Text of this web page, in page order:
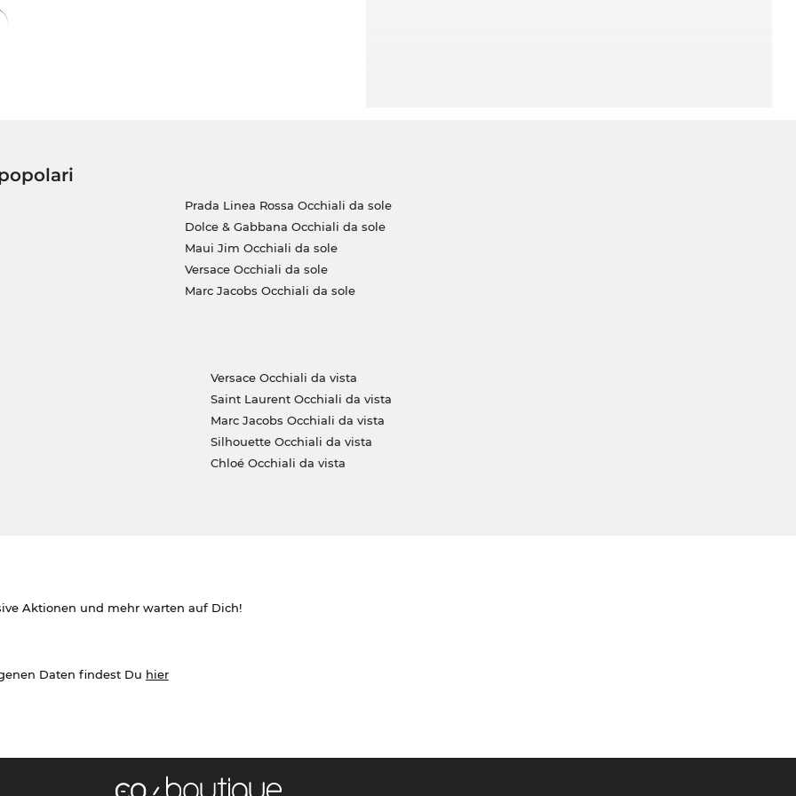
Prada Linea Rossa Occhiali da sole
Dolce & Gabbana Occhiali da sole
Maui Jim Occhiali da sole
Versace Occhiali da sole
Marc Jacobs Occhiali da sole
Versace Occhiali da vista
Saint Laurent Occhiali da vista
Marc Jacobs Occhiali da vista
Silhouette Occhiali da vista
Chloé Occhiali da vista
Aktionen und mehr warten auf Dich!
Daten findest Du hier